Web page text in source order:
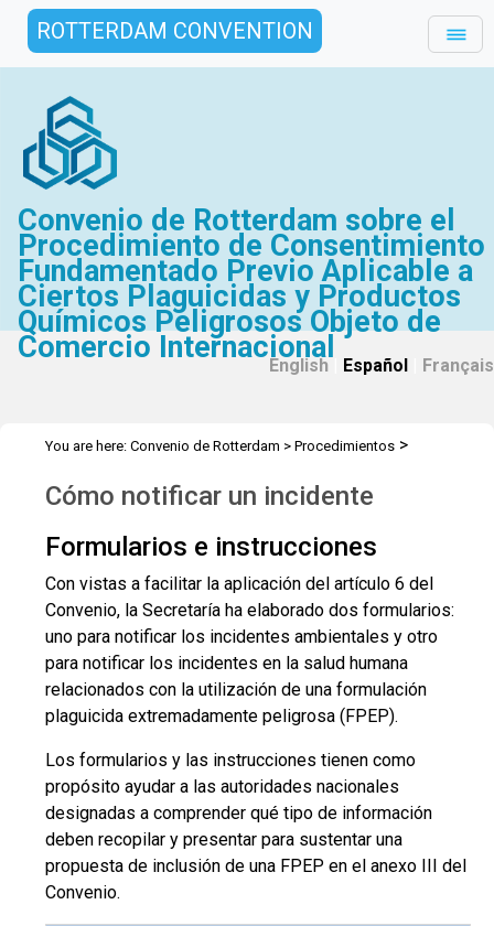
ROTTERDAM CONVENTION
Convenio de Rotterdam sobre el
Procedimiento de Consentimiento
Fundamentado Previo Aplicable a
Ciertos Plaguicidas y Productos
Químicos Peligrosos Objeto de
Comercio Internacional
English Español Français
You are here: Convenio de Rotterdam > Procedimientos >
Formularios e instrucciones
Cómo notificar un incidente
Formularios e instrucciones
Con vistas a facilitar la aplicación del artículo 6 del
Convenio, la Secretaría ha elaborado dos formularios:
uno para notificar los incidentes ambientales y otro
para notificar los incidentes en la salud humana
relacionados con la utilización de una formulación
plaguicida extremadamente peligrosa (FPEP).
Los formularios y las instrucciones tienen como
propósito ayudar a las autoridades nacionales
designadas a comprender qué tipo de información
deben recopilar y presentar para sustentar una
propuesta de inclusión de una FPEP en el anexo III del
Convenio.